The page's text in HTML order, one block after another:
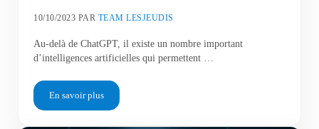
10/10/2023 PAR TEAM LESJEUDIS
Au-delà de ChatGPT, il existe un nombre important
d’intelligences artificielles qui permettent …
En savoir plus15 outils IA qui ont révolutionné le monde digital